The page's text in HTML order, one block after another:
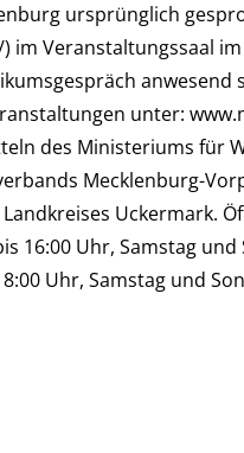
ursprünglich
Veranstaltungssaal
anwesend
unter:
des Ministeriums für
Mecklenburg-
Uckermark.
16:00 Uhr, Samstag und
Uhr, Samstag und